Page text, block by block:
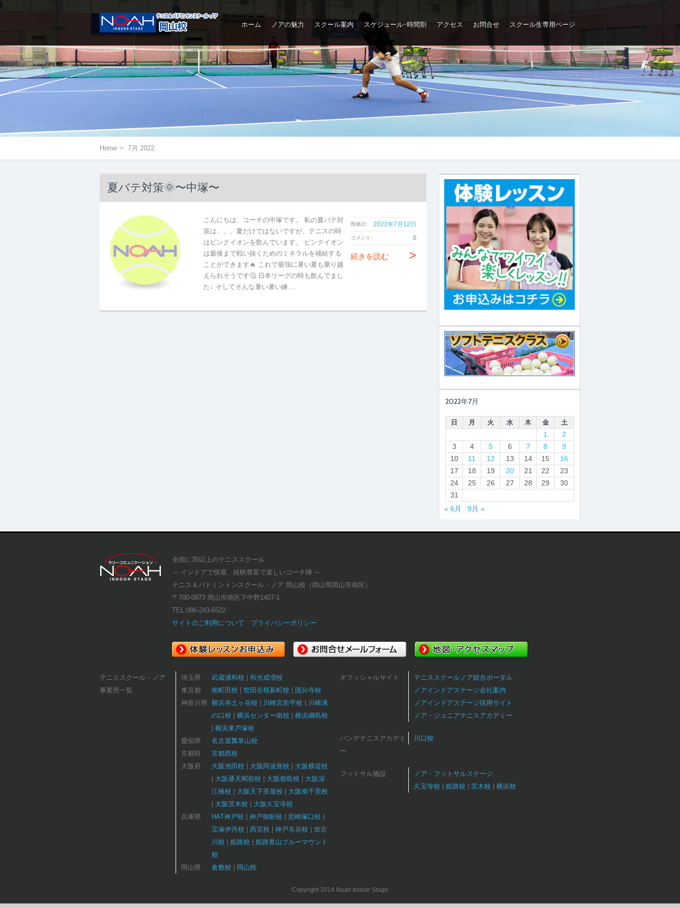
メニューは右にあるアイコンをタップ
ホーム ノアの魅力 スクール案内 スケジュール･時間割 アクセス お問合せ スクール生専用ページ
Home > 7月 2022
夏バテ対策🌞〜中塚〜
投稿日: 2022年7月12日
コメント: 0
続きを読む >
こんにちは、コーチの中塚です。 私の夏バテ対
策は、、、夏だけではないですが、テニスの時
はピンクイオンを飲んでいます。 ピンクイオン
は最後まで戦い抜くためのミネラルを補給する
ことができます🔥 これで最強に暑い夏も乗り越
えられそうです🤔 日本リーグの時も飲んでまし
た↓ そしてそんな暑い暑い練…
2022年7月
日 月 火 水 木 金 土
1
2
3
4 5 6 7 8
9
10
11 12 13 14 15
16
17
18 19 20 21 22
23
24
25 26 27 28 29
30
31
« 6月
9月 »
全国に35以上のテニススクール
～ インドアで快適、経験豊富で楽しいコーチ陣 ～
テニス＆バドミントンスクール・ノア 岡山校（岡山県岡山市南区）
〒700-0973 岡山市南区下中野1407-1
TEL:086-243-6522
サイトのご利用について
プライバシーポリシー
テニススクール・ノア
事業所一覧
埼玉県 武蔵浦和校
和光成増校
東京都
南町田校 世田谷桜新町校
国分寺校
神奈川県 横浜井土ヶ谷校 川崎宮前平校
川崎溝
の口校
横浜センター南校
横浜綱島校
横浜東戸塚校
愛知県
名古屋瓢箪山校
京都府
京都西校
大阪府
大阪池田校 大阪阿波座校
大阪横堤校
大阪通天閣前校
大阪都島校
大阪深
江橋校
大阪天下茶屋校
大阪南千里校
大阪茨木校
大阪久宝寺校
兵庫県
HAT神戸校 神戸御影校
尼崎塚口校
宝塚伊丹校
西宮校 神戸名谷校
加古
川校
姫路校
姫路青山ブルーマウント
校
岡山県
倉敷校 岡山校
オフィシャルサイト
テニススクールノア総合ポータル
ノアインドアステージ会社案内
ノアインドアステージ採用サイト
ノア・ジュニアテニスアカデミー
バンデテニスアカデミ
ー
川口校
フットサル施設
ノア・フットサルステージ
久宝寺校
姫路校 茨木校 横浜校
Copyright 2014 Noah Indoor Stage